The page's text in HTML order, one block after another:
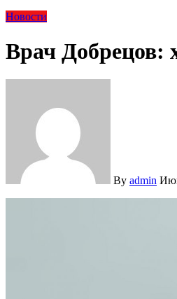
Новости
Врач Добрецов:
By admin